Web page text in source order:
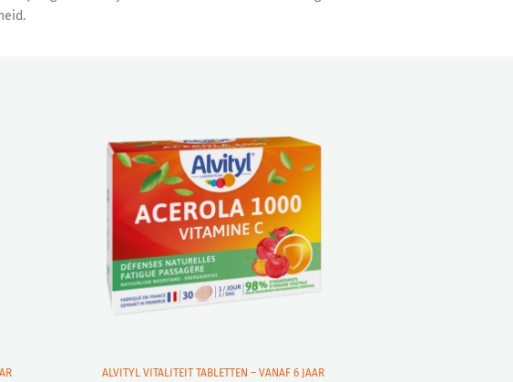
ALVITYL VITALITEIT TABLETTEN – VANAF 6 JAAR